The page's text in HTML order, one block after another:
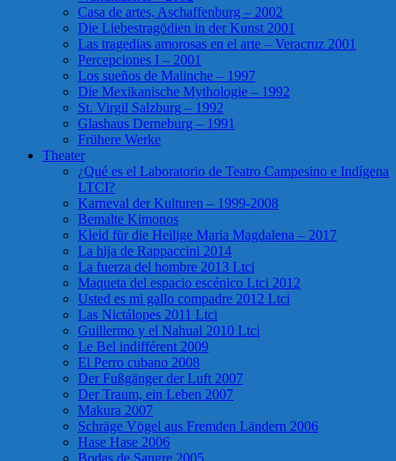
Casa de artes, Aschaffenburg – 2002
Die Liebestragödien in der Kunst 2001
Las tragedias amorosas en el arte – Veracruz 2001
Percepciones I – 2001
Los sueños de Malinche – 1997
Die Mexikanische Mythologie – 1992
St. Virgil Salzburg – 1992
Glashaus Derneburg – 1991
Frühere Werke
Theater
¿Qué es el Laboratorio de Teatro Campesino e Indígena
LTCI?
Karneval der Kulturen – 1999-2008
Bemalte Kimonos
Kleid für die Heilige Maria Magdalena – 2017
La hija de Rappaccini 2014
La fuerza del hombre 2013 Ltci
Maqueta del espacio escénico Ltci 2012
Usted es mi gallo compadre 2012 Ltci
Las Nictálopes 2011 Ltci
Guillermo y el Nahual 2010 Ltci
Le Bel indifférent 2009
El Perro cubano 2008
Der Fußgänger der Luft 2007
Der Traum, ein Leben 2007
Makura 2007
Schräge Vögel aus Fremden Ländern 2006
Hase Hase 2006
Bodas de Sangre 2005